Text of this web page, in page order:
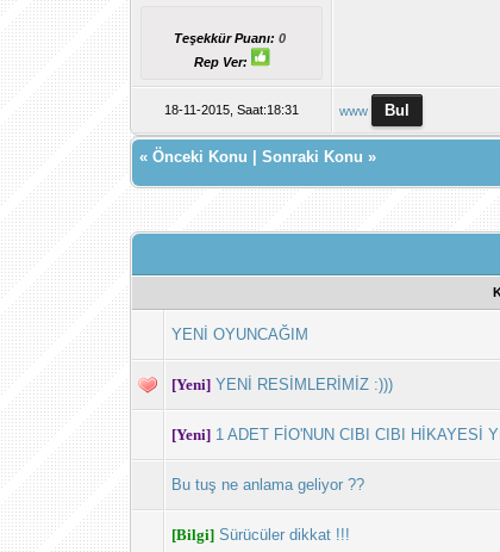
Teşekkür Puanı:0
Rep Ver:
18-11-2015, Saat:18:31 www
«Önceki Konu |Sonraki Konu »
YENİ OYUNCAĞIM
[Yeni] YENİ RESİMLERİMİZ :)))
[Yeni] 1 ADET FİO'NUN CIBI CIBI HİKAYESİ
Bu tuş ne anlama geliyor ??
[Bilgi] Sürücüler dikkat !!!